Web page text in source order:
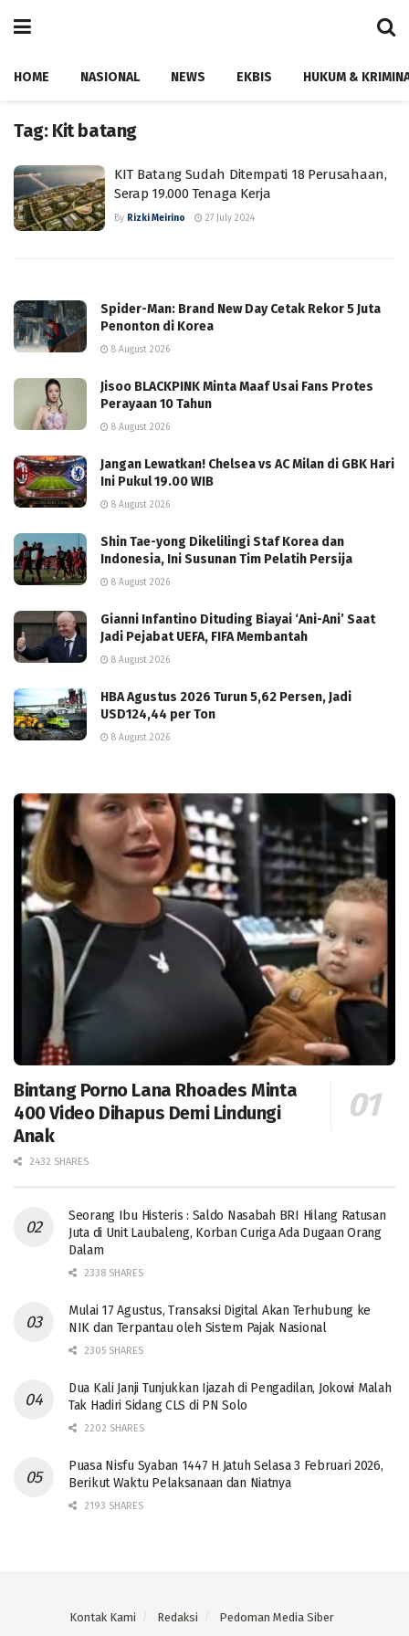
HOME NASIONAL NEWS EKBIS HUKUM &
Tag: Kit batang
KIT Batang Sudah Ditempati 18 Perusahaan,
Serap 19.000 Tenaga Kerja
By Rizki Meirino 27 July 2024
Spider-Man: Brand New Day Cetak Rekor 5 Juta
Penonton di Korea
8 August 2026
Jisoo BLACKPINK Minta Maaf Usai Fans Protes
Perayaan 10 Tahun
8 August 2026
Jangan Lewatkan! Chelsea vs AC Milan di GBK Hari
Ini Pukul 19.00 WIB
8 August 2026
Shin Tae-yong Dikelilingi Staf Korea dan
Indonesia, Ini Susunan Tim Pelatih Persija
8 August 2026
Gianni Infantino Dituding Biayai ‘Ani-Ani’ Saat
Jadi Pejabat UEFA, FIFA Membantah
8 August 2026
HBA Agustus 2026 Turun 5,62 Persen, Jadi
USD124,44 per Ton
8 August 2026
Bintang Porno Lana Rhoades Minta
400 Video Dihapus Demi Lindungi
Anak
2432 SHARES
Seorang Ibu Histeris : Saldo Nasabah BRI Hilang Ratusan
Juta di Unit Laubaleng, Korban Curiga Ada Dugaan Orang
Dalam
2338 SHARES
Mulai 17 Agustus, Transaksi Digital Akan Terhubung ke
NIK dan Terpantau oleh Sistem Pajak Nasional
2305 SHARES
Dua Kali Janji Tunjukkan Ijazah di Pengadilan, Jokowi Malah
Tak Hadiri Sidang CLS di PN Solo
2202 SHARES
Puasa Nisfu Syaban 1447 H Jatuh Selasa 3 Februari 2026,
Berikut Waktu Pelaksanaan dan Niatnya
2193 SHARES
Kontak Kami Redaksi Pedoman Media Siber